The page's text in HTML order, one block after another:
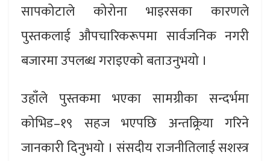
सापकोटाले कोरोना भाइरसका कारणले
पुस्तकलाई औपचारिकरूपमा सार्वजनिक नगरी
बजारमा उपलब्ध गराइएको बताउनुभयो ।
उहाँले पुस्तकमा भएका सामग्रीका सन्दर्भमा
कोभिड–१९ सहज भएपछि अन्तक्र्रिया गरिने
जानकारी दिनुभयो । संसदीय राजनीतिलाई सशस्त्र